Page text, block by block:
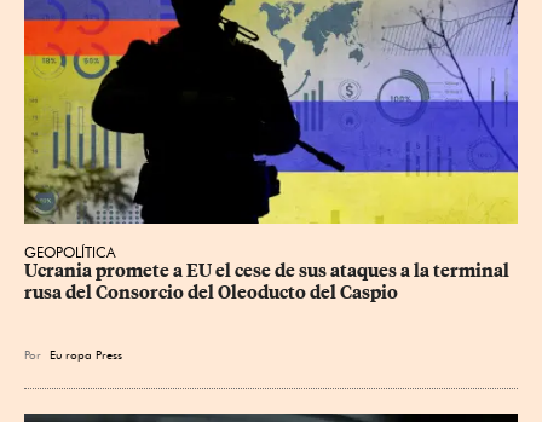
GEOPOLÍTICA
Ucrania promete a EU el cese de sus ataques a la terminal
rusa del Consorcio del Oleoducto del Caspio
Por Eu ropa Press